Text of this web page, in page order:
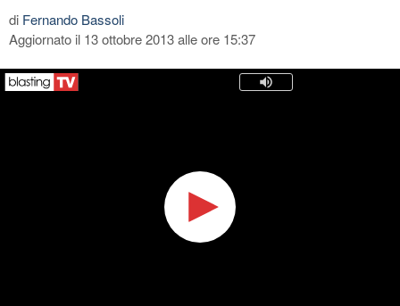
di Fernando Bassoli
Aggiornato il 13 ottobre 2013 alle ore 15:37